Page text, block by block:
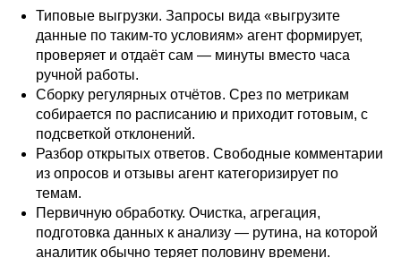
Типовые выгрузки. Запросы вида «выгрузите
данные по таким-то условиям» агент формирует,
проверяет и отдаёт сам — минуты вместо часа
ручной работы.
Сборку регулярных отчётов. Срез по метрикам
собирается по расписанию и приходит готовым, с
подсветкой отклонений.
Разбор открытых ответов. Свободные комментарии
из опросов и отзывы агент категоризирует по
темам.
Первичную обработку. Очистка, агрегация,
подготовка данных к анализу — рутина, на которой
аналитик обычно теряет половину времени.